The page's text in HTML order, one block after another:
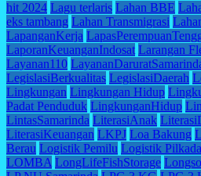
hit 2024 Lagu terlaris Lahan BBE
eks tambang Lahan Transmigrasi
LapanganKerja
LaporanKeuanganIndosat Larangan
Layanan110
LegislasiBerkualitas LegislasiDaerah
Lingkungan Lingkungan Hidup
Padat Penduduk LingkunganHidup
LintasSamarinda LiterasiAnak
LiterasiKeuangan LKPJ Loa Bakung
Berau Logistik Pemilu Logistik
LOMBA LongLifeFishStorage